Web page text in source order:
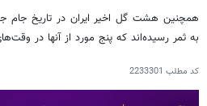
همچنین هشت گل اخیر ایران در تاریخ جام
به ثمر رسیده‌اند که پنج مورد از آنها در
کد مطلب 2233301